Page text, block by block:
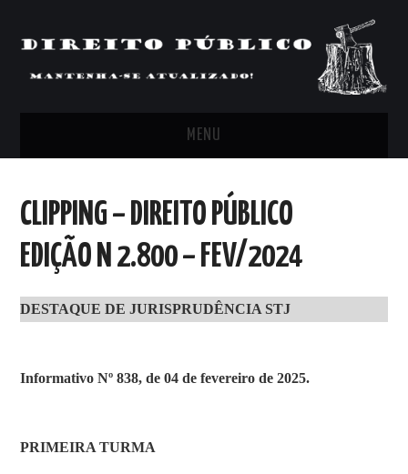
MENU
ARTIGOS, COMENTÁRIOS E PONTOS
DE VISTA
CLIPPING’S
CLIPPING – DIREITO PÚBLICO
EDIÇÃO N 2.800 – FEV/2024
DESTAQUE DE JURISPRUDÊNCIA STJ
Informativo Nº 838, de 04 de fevereiro de 2025.
PRIMEIRA TURMA